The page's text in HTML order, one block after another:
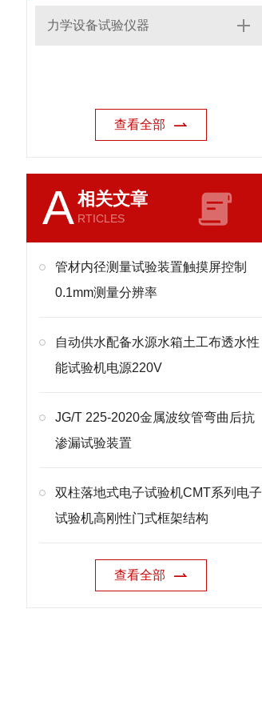
力学设备试验仪器
查看全部
A相关文章
RTICLES
管材内径测量试验装置触摸屏控制
0.1mm测量分辨率
自动供水配备水源水箱土工布透水性
能试验机电源220V
JG/T 225-2020金属波纹管弯曲后抗
渗漏试验装置
双柱落地式电子试验机CMT系列电子
试验机高刚性门式框架结构
查看全部